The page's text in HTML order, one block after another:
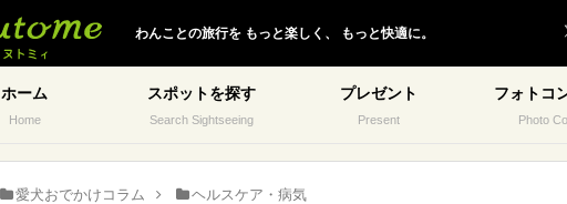
わんことの旅行を もっと楽しく、 もっと快適に。
ホーム
Home
スポットを探す
Search Sightseeing
プレゼント
Present
フォトコ
Photo
愛犬おでかけコラム ヘルスケア・病気